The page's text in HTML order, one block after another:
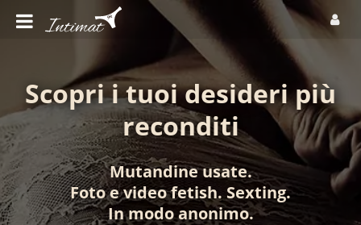
Scopri i tuoi desideri più
reconditi
Mutandine usate.
Fotoevideo fetish. Sexting.
In modo anonimo.